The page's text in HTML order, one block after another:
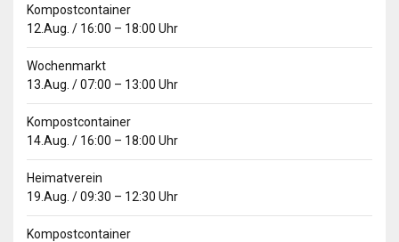
Kompostcontainer
12.Aug. / 16:00 – 18:00 Uhr
Wochenmarkt
13.Aug. /07:00 – 13:00 Uhr
Kompostcontainer
14.Aug. / 16:00 – 18:00 Uhr
Heimatverein
19.Aug. /09:30 – 12:30 Uhr
Kompostcontainer